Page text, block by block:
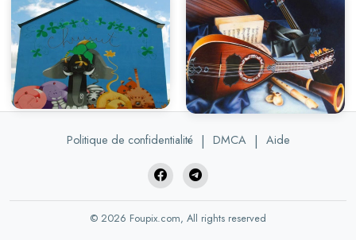
Politique de confidentialité | DMCA | Aide
© 2026 Foupix.com, All rights reserved